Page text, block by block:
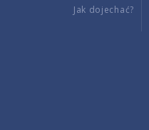
Jak dojechać?